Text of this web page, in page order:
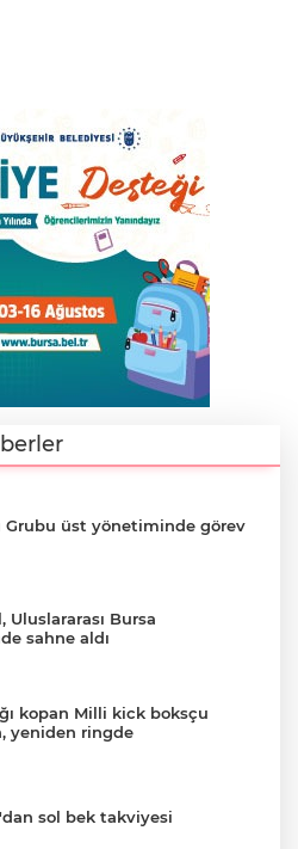
Grubu üst yönetiminde görev
Uluslararası Bursa
sahne aldı
kopan Milli kick boksçu
yeniden ringde
sol bek takviyesi